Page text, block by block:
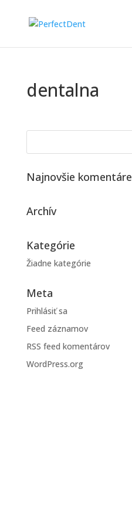
dentalna
Najnovšie komentáre
Archív
Kategórie
Žiadne kategórie
Meta
Prihlásiť sa
Feed záznamov
RSS feed komentárov
WordPress.org